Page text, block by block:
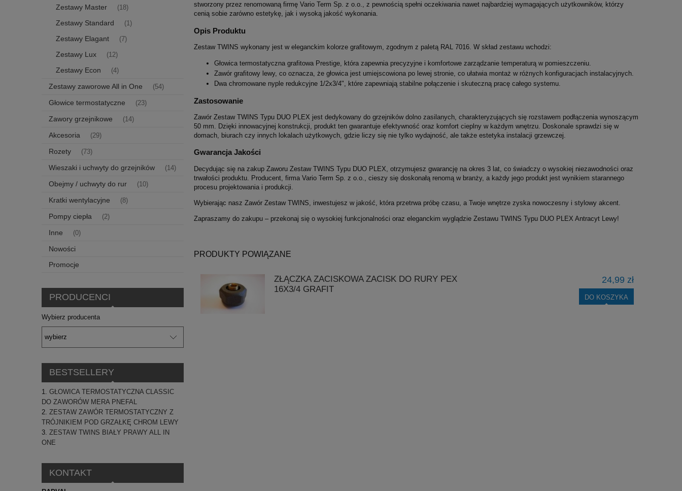
Zestawy Master (18)
Zestawy Standard (1)
Zestawy Elagant (7)
Zestawy Lux (12)
Zestawy Econ (4)
Zestawy zaworowe All in One (54)
Głowice termostatyczne (23)
Zawory grzejnikowe (14)
Akcesoria (29)
Rozety (73)
Wieszaki i uchwyty do grzejników (14)
Obejmy / uchwyty do rur (10)
Kratki wentylacyjne (8)
Pompy ciepła (2)
Inne (0)
Nowości
Promocje
PRODUCENCI
Wybierz producenta
BESTSELLERY
GŁOWICA TERMOSTATYCZNA CLASSIC
DO ZAWORÓW MERA PNEFAL
ZESTAW ZAWÓR TERMOSTATYCZNY Z
TRÓJNIKIEM POD GRZAŁKĘ CHROM LEWY
ZESTAW TWINS BIAŁY PRAWY ALL IN
ONE
KONTAKT
stworzony przez renomowaną firmę Vario Term Sp. z o.o., z pewnością spełni oczekiwania nawet najbardziej wymagających użytkowników, którzy
cenią sobie zarówno estetykę, jak i wysoką jakość wykonania.
Opis Produktu
Zestaw TWINS wykonany jest w eleganckim kolorze grafitowym, zgodnym z paletą RAL 7016. W skład zestawu wchodzi:
Głowica termostatyczna grafitowa Prestige, która zapewnia precyzyjne i komfortowe zarządzanie temperaturą w pomieszczeniu.
Zawór grafitowy lewy, co oznacza, że głowica jest umiejscowiona po lewej stronie, co ułatwia montaż w różnych konfiguracjach instalacyjnych.
Dwa chromowane nyple redukcyjne 1/2x3/4", które zapewniają stabilne połączenie i skuteczną pracę całego systemu.
Zastosowanie
Zawór Zestaw TWINS Typu DUO PLEX jest dedykowany do grzejników dolno zasilanych, charakteryzujących się rozstawem podłączenia wynoszącym
50 mm. Dzięki innowacyjnej konstrukcji, produkt ten gwarantuje efektywność oraz komfort cieplny w każdym wnętrzu. Doskonale sprawdzi się w
domach, biurach czy innych lokalach użytkowych, gdzie liczy się nie tylko wydajność, ale także estetyka instalacji grzewczej.
Gwarancja Jakości
Decydując się na zakup Zaworu Zestaw TWINS Typu DUO PLEX, otrzymujesz gwarancję na okres 3 lat, co świadczy o wysokiej niezawodności oraz
trwałości produktu. Producent, firma Vario Term Sp. z o.o., cieszy się doskonałą renomą w branży, a każdy jego produkt jest wynikiem starannego
procesu projektowania i produkcji.
Wybierając nasz Zawór Zestaw TWINS, inwestujesz w jakość, która przetrwa próbę czasu, a Twoje wnętrze zyska nowoczesny i stylowy akcent.
Zapraszamy do zakupu – przekonaj się o wysokiej funkcjonalności oraz eleganckim wyglądzie Zestawu TWINS Typu DUO PLEX Antracyt Lewy!
PRODUKTY POWIĄZANE
ZŁĄCZKA ZACISKOWA ZACISK DO RURY PEX
16X3/4 GRAFIT
24,99 zł
DO KOSZYKA